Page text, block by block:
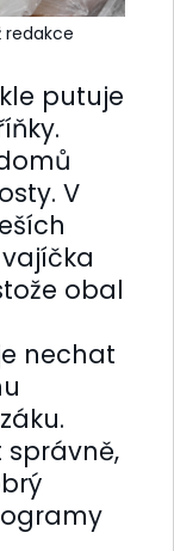
redakce
putuje
V
obal
nechat
správně,